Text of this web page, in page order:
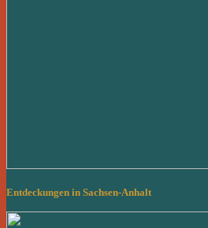
Entdeckungen in Sachsen-Anhalt